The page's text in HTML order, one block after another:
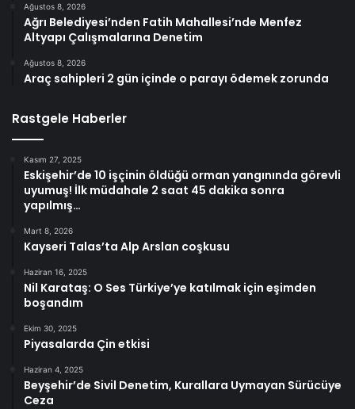
Ağustos 8, 2026
Ağrı Belediyesi’nden Fatih Mahallesi’nde Menfez
Altyapı Çalışmalarına Denetim
Ağustos 8, 2026
Araç sahipleri 2 gün içinde o parayı ödemek zorunda
Rastgele Haberler
Kasım 27, 2025
Eskişehir’de 10 işçinin öldüğü orman yangınında görevli
uyumuş! İlk müdahale 2 saat 45 dakika sonra
yapılmış…
Mart 8, 2026
Kayseri Talas’ta Alp Arslan coşkusu
Haziran 16, 2025
Nil Karataş: O Ses Türkiye’ye katılmak için eşimden
boşandım
Ekim 30, 2025
Piyasalarda Çin etkisi
Haziran 4, 2025
Beyşehir’de Sivil Denetim, Kurallara Uymayan Sürücüye
Ceza